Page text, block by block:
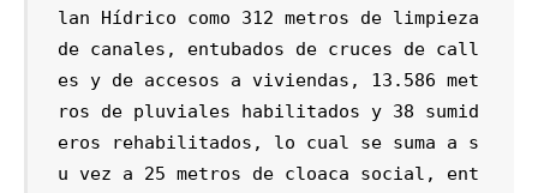
lan Hídrico como 312 metros de limpieza
de canales, entubados de cruces de call
es y de accesos a viviendas, 13.586 met
ros de pluviales habilitados y 38 sumid
eros rehabilitados, lo cual se suma a s
u vez a 25 metros de cloaca social, ent